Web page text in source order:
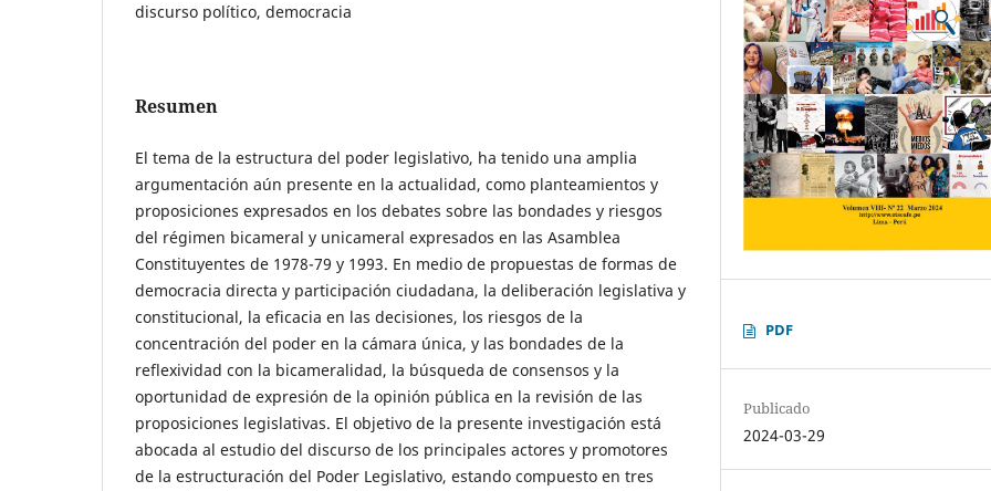
discurso político, democracia
Resumen
El tema de la estructura del poder legislativo, ha tenido una amplia
argumentación aún presente en la actualidad, como planteamientos y
proposiciones expresados en los debates sobre las bondades y riesgos
del régimen bicameral y unicameral expresados en las Asamblea
Constituyentes de 1978-79 y 1993. En medio de propuestas de formas de
democracia directa y participación ciudadana, la deliberación legislativa y
constitucional, la eficacia en las decisiones, los riesgos de la
concentración del poder en la cámara única, y las bondades de la
reflexividad con la bicameralidad, la búsqueda de consensos y la
oportunidad de expresión de la opinión pública en la revisión de las
proposiciones legislativas. El objetivo de la presente investigación está
abocada al estudio del discurso de los principales actores y promotores
de la estructuración del Poder Legislativo, estando compuesto en tres
PDF
Publicado
2024-03-29